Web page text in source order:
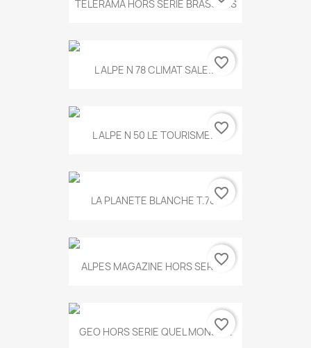
TELERAMA HORS SERIE BRASSENS
L ALPE N 78 CLIMAT SALE...favorite_border
L ALPE N 50 LE TOURISME...favorite_border
LA PLANETE BLANCHE T.785favorite_border
ALPES MAGAZINE HORS SERIE...
favorite_border
GEO HORS SERIE QUEL MONDE...
favorite_border